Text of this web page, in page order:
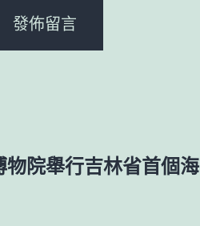
院舉行吉林省首個海